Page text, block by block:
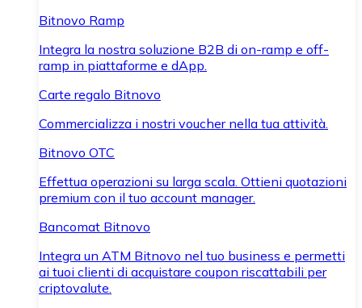
Bitnovo Ramp
Integra la nostra soluzione B2B di on-ramp e off-
ramp in piattaforme e dApp.
Carte regalo Bitnovo
Commercializza i nostri voucher nella tua attività.
Bitnovo OTC
Effettua operazioni su larga scala. Ottieni quotazioni
premium con il tuo account manager.
Bancomat Bitnovo
Integra un ATM Bitnovo nel tuo business e permetti
ai tuoi clienti di acquistare coupon riscattabili per
criptovalute.